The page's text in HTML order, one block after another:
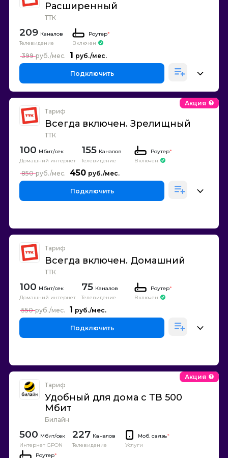
Расширенный
ТТК
209 Каналов
Телевидение
Роутер*
Включен
1
399
Подключить
Тариф
Всегда включен. Зрелищный
ТТК
Акция
100
Домашний интернет
155 Каналов
Телевидение
Роутер*
Включен
450
850
Подключить
Тариф
Всегда включен. Домашний
ТТК
100
Домашний интернет
75 Каналов
Телевидение
Роутер*
Включен
1
550
Подключить
Тариф
Удобный для дома с ТВ 500
Мбит
Билайн
Акция
500
Интернет GPON
227 Каналов
Телевидение
Моб. связь*
Услуги
Роутер*